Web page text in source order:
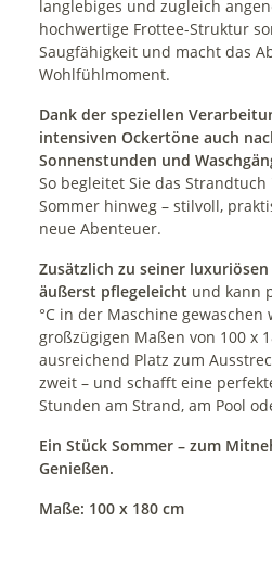
langlebiges und zugleich
hochwertige Frottee-Struktur
Saugfähigkeit und macht das
Wohlfühlmoment.
Dank der speziellen
intensiven Ockertöne auch
Sonnenstunden und
So begleitet Sie das
Sommer hinweg – stilvoll,
neue Abenteuer.
Zusätzlich zu seiner
äußerst pflegeleicht und kann
°C in der Maschine
großzügigen Maßen von 100 x
ausreichend Platz zum
zweit – und schafft eine
Stunden am Strand, am Pool
Ein Stück Sommer – zum
Genießen.
Maße: 100 x 180 cm